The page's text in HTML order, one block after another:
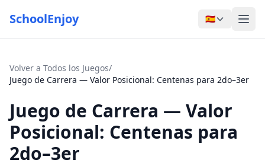
SchoolEnjoy 🇪🇸
Volver a Todos los Juegos/
Juego de Carrera — Valor Posicional: Centenas para 2do–3er
Juego de Carrera — Valor
Posicional: Centenas para
2do–3er